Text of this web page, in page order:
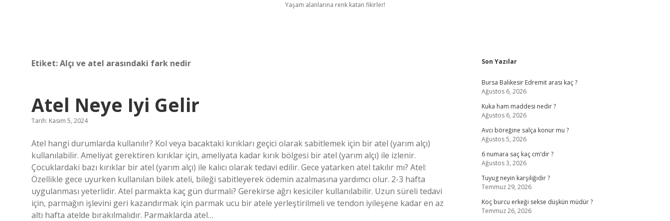
Yaşam alanlarına renk katan fikirler!
Etiket:Alçı ve atel arasındaki fark nedir
Atel Neye Iyi Gelir
Tarih: Kasım 5, 2024
Atel hangi durumlarda kullanılır? Kol veya bacaktaki kırıkları geçici olarak sabitlemek için bir atel (yarım alçı)
kullanılabilir. Ameliyat gerektiren kırıklar için, ameliyata kadar kırık bölgesi bir atel (yarım alçı) ile izlenir.
Çocuklardaki bazı kırıklar bir atel (yarım alçı) ile kalıcı olarak tedavi edilir. Gece yatarken atel takılır mı? Atel:
Özellikle gece uyurken kullanılan bilek ateli, bileği sabitleyerek ödemin azalmasına yardımcı olur. 2-3 hafta
uygulanması yeterlidir. Atel parmakta kaç gün durmalı? Gerekirse ağrı kesiciler kullanılabilir. Uzun süreli tedavi
için, parmağın işlevini geri kazandırmak için parmak ucu bir atele yerleştirilmeli ve tendon iyileşene kadar en az
altı hafta atelde bırakılmalıdır. Parmaklarda atel…
Sidebar
Son Yazılar
Bursa Balıkesir Edremit arası kaç ?
Ağustos 6, 2026
Kuka ham maddesi nedir ?
Ağustos 6, 2026
Avcı böreğine salça konur mu ?
Ağustos 5, 2026
6 numara saç kaç cm’dir ?
Ağustos 3, 2026
Tuyug neyin karşılığıdır ?
Temmuz 29, 2026
Koç burcu erkeği sekse düşkün müdür ?
Temmuz 26, 2026